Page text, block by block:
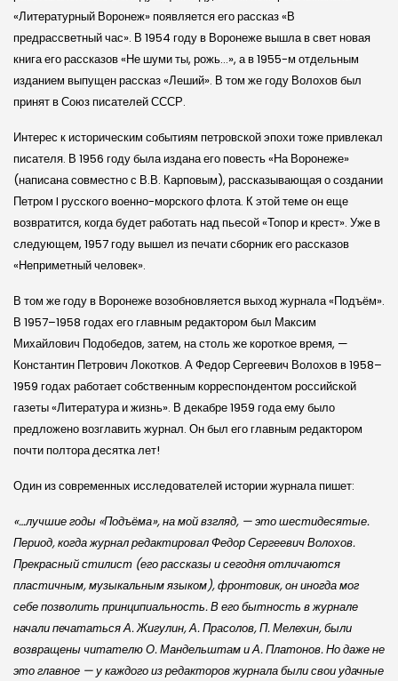
«Литературный Воронеж» появляется его рассказ «В
предрассветный час». В 1954 году в Воронеже вышла в свет новая
книга его рассказов «Не шуми ты, рожь…», а в 1955-м отдельным
изданием выпущен рассказ «Леший». В том же году Волохов был
принят в Союз писателей СССР.
Интерес к историческим событиям петровской эпохи тоже привлекал
писателя. В 1956 году была издана его повесть «На Воронеже»
(написана совместно с В.В. Карповым), рассказывающая о создании
Петром I русского военно-морского флота. К этой теме он еще
возвратится, когда будет работать над пьесой «Топор и крест». Уже в
следующем, 1957 году вышел из печати сборник его рассказов
«Неприметный человек».
В том же году в Воронеже возобновляется выход журнала «Подъём».
В 1957–1958 годах его главным редактором был Максим
Михайлович Подобедов, затем, на столь же короткое время, —
Константин Петрович Локотков. А Федор Сергеевич Волохов в 1958–
1959 годах работает собственным корреспондентом российской
газеты «Литература и жизнь». В декабре 1959 года ему было
предложено возглавить журнал. Он был его главным редактором
почти полтора десятка лет!
Один из современных исследователей истории журнала пишет:
«…лучшие годы «Подъёма», на мой взгляд, — это шестидесятые.
Период, когда журнал редактировал Федор Сергеевич Волохов.
Прекрасный стилист (его рассказы и сегодня отличаются
пластичным, музыкальным языком), фронтовик, он иногда мог
себе позволить принципиальность. В его бытность в журнале
начали печататься А. Жигулин, А. Прасолов, П. Мелехин, были
возвращены читателю О. Мандельштам и А. Платонов. Но даже не
это главное — у каждого из редакторов журнала были свои удачные